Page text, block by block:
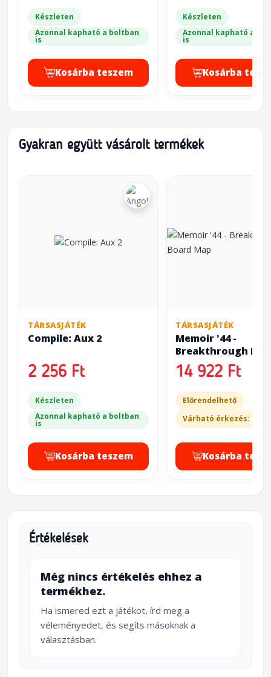
Készleten
Azonnal kapható a boltban
is
Kosárba teszem
Készleten
Azonnal kapható a
is
Kosárba
Gyakran együtt vásárolt termékek
TÁRSASJÁTÉK
Compile: Aux 2
2 256 Ft
Készleten
Azonnal kapható a boltban
is
Kosárba teszem
TÁRSASJÁTÉK
Memoir '44 -
Breakthrough
Map
14 922 Ft
Előrendelhető
Várható érkezés: 20-
Kosárba
Értékelések
Még nincs értékelés ehhez a
termékhez.
Ha ismered ezt a játékot, írd meg a
véleményedet, és segíts másoknak a
választásban.